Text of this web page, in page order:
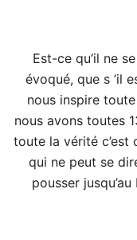
Est-ce qu’il ne
évoqué, que s ’il
nous inspire
nous avons toutes
toute la vérité c’est
qui ne peut se
pousser